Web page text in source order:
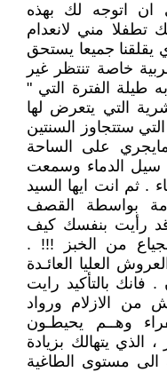
ان اتوجه لك بهذه
تطفلا مني لانعدام
يقلقنا جميعا يستحق
خاصة تنتظر غير
طيلة الفترة التي "
التي يتعرض لها
ستتجاوز السنتين
على الساحة
سيل الدماء وسمعت
. ثم انت ايها السيد
بواسطة القصف
وقد رأيت بنفسك كيف
من الخبز !!! .
العليا العائـدة
فانك بالتأكيد رايت
من الازلام ورواد
وهــم يحيطـون
الذي يتهالك بزيادة
الى مستوى الطاغية